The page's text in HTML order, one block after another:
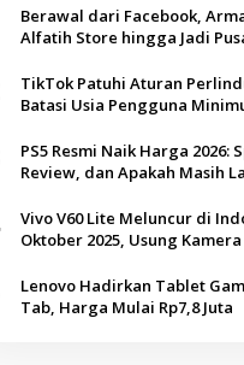
Berawal dari Facebook,
Alfatih Store hingga Jadi
TikTok Patuhi Aturan
Batasi Usia Pengguna
PS5 Resmi Naik Harga 2026:
Review, dan Apakah Masih
Vivo V60 Lite Meluncur di
Oktober 2025, Usung Kamera
Lenovo Hadirkan Tablet
Tab, Harga Mulai Rp7,8 Juta